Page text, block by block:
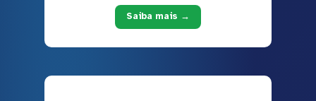
Saiba mais →